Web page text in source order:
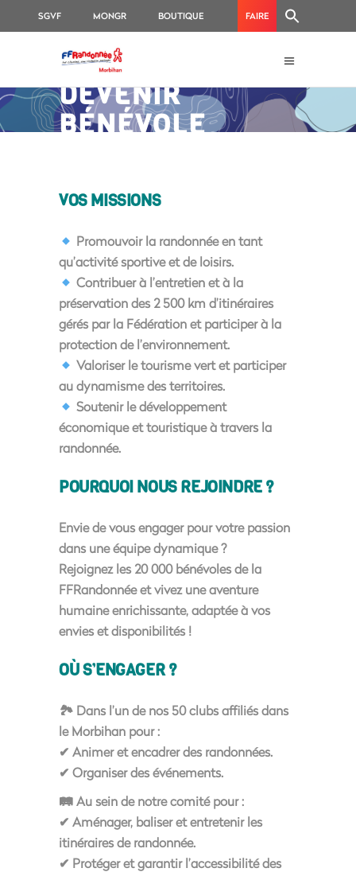
SGVF MONGR BOUTIQUE FAIRE
DEVENIR
BÉNÉVOLE
VOS MISSIONS
Promouvoir la randonnéeen tant
qu’activité sportive et de loisirs.
Contribuer à l’entretien et à la
préservationdes 2 500 km d’itinéraires
gérés par la Fédération et participer à la
protection de l’environnement.
Valoriser le tourisme vertet participer
au dynamisme des territoires.
Soutenir le développement
économique et touristiqueà travers la
randonnée.
POURQUOI NOUS REJOINDRE ?
Envie de vous engager pour votre passion
dans une équipe dynamique ?
Rejoignez les 20 000 bénévolesde la
FFRandonnée et vivez une aventure
humaine enrichissante, adaptée à vos
envies et disponibilités !
OÙ S’ENGAGER ?
🏞 Dans l’un de nos 50 clubs affiliésdans
le Morbihan pour :
✔ Animer et encadrer des randonnées.
✔ Organiser des événements.
🛤Au sein de notre comitépour :
✔ Aménager, baliser et entretenir les
itinéraires de randonnée.
✔ Protéger et garantir l’accessibilité des